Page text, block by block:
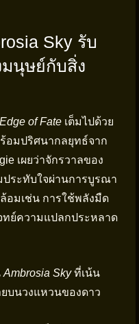
Sky รับ
นุษย์กับสิ่ง
of Fate เต็มไปด้วย
อมปริศนากลยุทธ์จาก
เผยว่าจักรวาลของ
ประทับใจผ่านการบูรณา
อมเช่น การใช้พลังมืด
ทย์ความแปลกประหลาด
Ambrosia Skyที่เน้น
บนวงแหวนของดาว